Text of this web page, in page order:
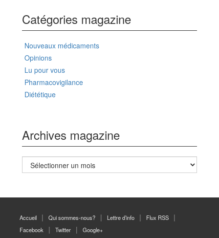
Catégories magazine
Nouveaux médicaments
Opinions
Lu pour vous
Pharmacovigilance
Diététique
Archives magazine
Archives
magazine
Accueil Qui sommes-nous? Lettre d’info
Flux RSS
Facebook
Twitter Google+